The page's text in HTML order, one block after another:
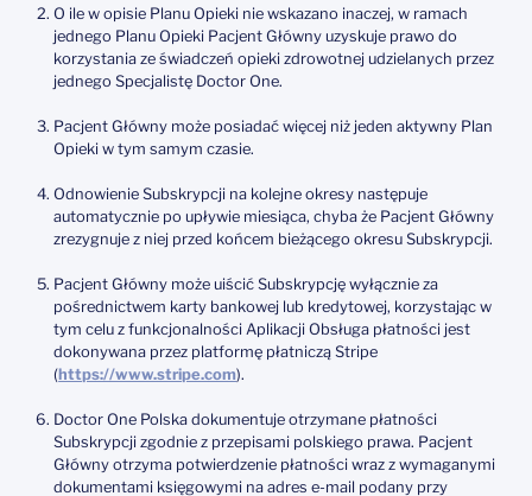
O ile w opisie Planu Opieki nie wskazano inaczej, w ramach
jednego Planu Opieki Pacjent Główny uzyskuje prawo do
korzystania ze świadczeń opieki zdrowotnej udzielanych przez
jednego Specjalistę Doctor One.
Pacjent Główny może posiadać więcej niż jeden aktywny Plan
Opieki w tym samym czasie.
Odnowienie Subskrypcji na kolejne okresy następuje
automatycznie po upływie miesiąca, chyba że Pacjent Główny
zrezygnuje z niej przed końcem bieżącego okresu Subskrypcji.
Pacjent Główny może uiścić Subskrypcję wyłącznie za
pośrednictwem karty bankowej lub kredytowej, korzystając w
tym celu z funkcjonalności Aplikacji Obsługa płatności jest
dokonywana przez platformę płatniczą Stripe
(https://www.stripe.com).
Doctor One Polska dokumentuje otrzymane płatności
Subskrypcji zgodnie z przepisami polskiego prawa. Pacjent
Główny otrzyma potwierdzenie płatności wraz z wymaganymi
dokumentami księgowymi na adres e-mail podany przy